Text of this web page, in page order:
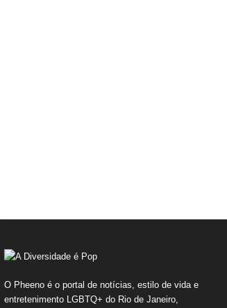
O Pheeno é o portal de notícias, estilo de vida e
entretenimento LGBTQ+ do Rio de Janeiro,